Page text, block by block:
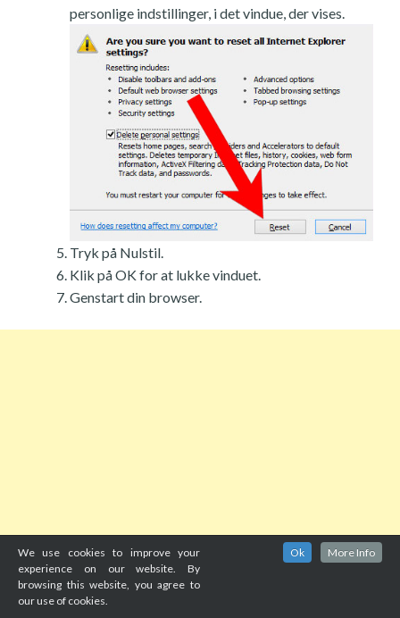
personlige indstillinger, i det vindue, der vises.
Tryk på Nulstil.
Klik på OK for at lukke vinduet.
Genstart din browser.
We use cookies to improve your
experience on our website. By
browsing this website, you agree to
our use of cookies.
Ok More Info